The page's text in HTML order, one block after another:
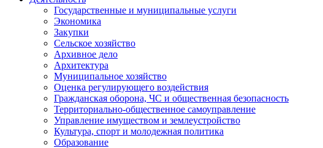
Государственные и муниципальные услуги
Экономика
Закупки
Сельское хозяйство
Архивное дело
Архитектура
Муниципальное хозяйство
Оценка регулирующего воздействия
Гражданская оборона, ЧС и общественная безопасность
Территориально-общественное самоуправление
Управление имуществом и землеустройство
Культура, спорт и молодежная политика
Образование